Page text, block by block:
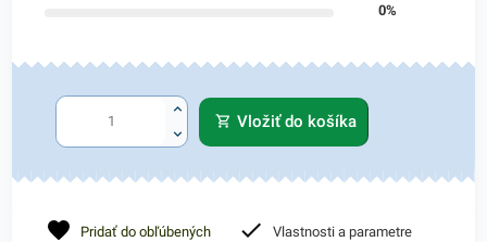
0%
Vložiť do košíka
Pridať do obľúbených Vlastnosti a parametre